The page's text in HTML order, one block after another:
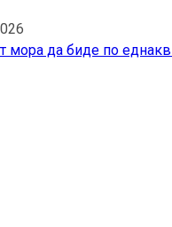
мора да биде по